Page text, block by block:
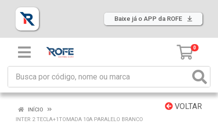
Baixe já o APP da ROFE
0
VOLTAR
INÍCIO
INTER 2 TECLA+1TOMADA 10A PARALELO BRANCO